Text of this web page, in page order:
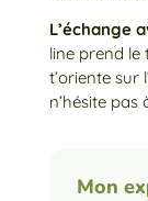
L’échange
line prend
t’oriente sur
n’hésite pas
Mon